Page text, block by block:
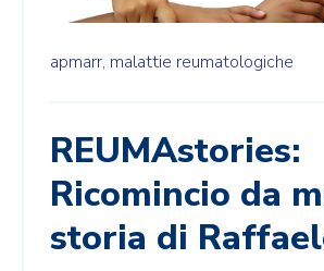
apmarr, malattie reumatologiche
REUMAstories:
Ricomincio da
storia di